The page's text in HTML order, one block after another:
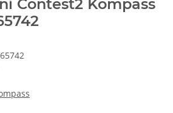
Contest2 Kompass